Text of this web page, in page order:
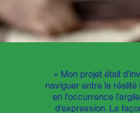
« Mon projet était
naviguer entre la réalité
en l’occurrence
d’expression. La